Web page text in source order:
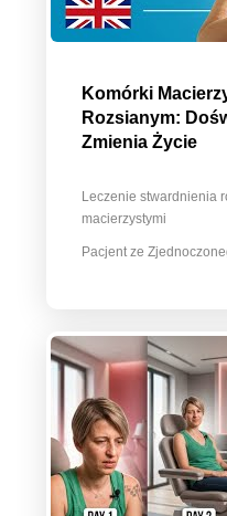
Komórki
Rozsianym:
Zmienia Życie
Leczenie stwardnienia
macierzystymi
Pacjent ze